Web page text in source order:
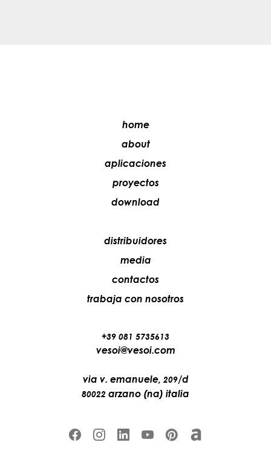
home
about
aplicaciones
proyectos
download
distribuidores
media
contactos
trabaja con nosotros
+39 081 5735613
vesoi@vesoi.com
via v. emanuele, 209/d
80022 arzano (na) italia